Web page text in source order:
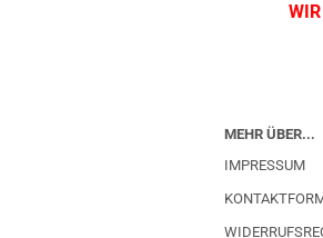
MEHR ÜBER...
IMPRESSUM